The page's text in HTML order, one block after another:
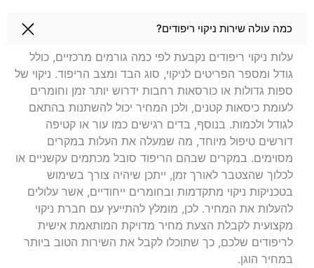
שאלות בנושא ניקוי ריפודים בחולון
כמה עולה שירות ניקוי ריפודים?
עלות ניקוי ריפודים נקבעת לפי כמה גורמים מרכזיים, כולל
גודל ומספר הפריטים לניקוי, סוג הבד ומצב הריפוד. ניקוי של
ספות גדולות או כורסאות רחבות ידרוש יותר זמן וחומרים
לעומת כיסאות קטנים, ולכן המחיר יכול להשתנות בהתאם
לגודל ולכמות. בנוסף, בדים רגישים כמו עור או קטיפה
דורשים טיפול מיוחד, מה שמעלה את העלות במקרים
מסוימים. במקרים שבהם הריפוד סובל מכתמים עקשניים או
לכלוך שהצטבר לאורך זמן, ייתכן שיהיה צורך בשימוש
בטכניקות ניקוי מתקדמות ובחומרים ייחודיים, אשר עלולים
להעלות את המחיר. לכן, מומלץ להתייעץ עם חברת ניקוי
מקצועית לקבלת הצעת מחיר מדויקת המותאמת אישית
לריפודים שלכם, כך שתוכלו לקבל את השירות הטוב ביותר
במחיר הוגן.